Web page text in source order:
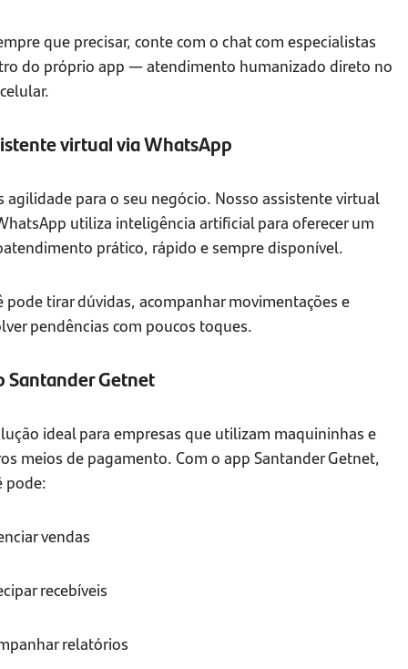
que precisar, conte com o chat com especialistas
do próprio app — atendimento humanizado direto no
virtual via WhatsApp
agilidade para o seu negócio. Nosso assistente virtual
utiliza inteligência artificial para oferecer um
prático, rápido e sempre disponível.
pode tirar dúvidas, acompanhar movimentações e
pendências com poucos toques.
Santander Getnet
ideal para empresas que utilizam maquininhas e
meios de pagamento. Com o app Santander Getnet,
pode:
vendas
recebíveis
relatórios